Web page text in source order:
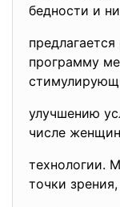
бедности и
предлагается
программу
улучшению
числе
технологии.
точки